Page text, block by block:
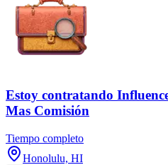
Estoy contratando
Mas Comisión
Tiempo completo
Honolulu, HI